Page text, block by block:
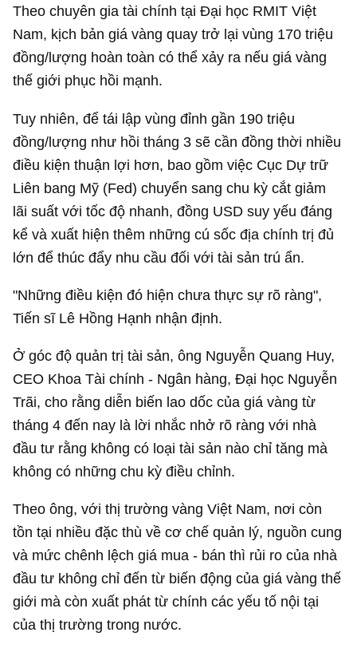
Theo chuyên gia tài chính tại Đại học RMIT Việt
Nam, kịch bản giá vàng quay trở lại vùng 170 triệu
đồng/lượng hoàn toàn có thể xảy ra nếu giá vàng
thế giới phục hồi mạnh.
Tuy nhiên, để tái lập vùng đỉnh gần 190 triệu
đồng/lượng như hồi tháng 3 sẽ cần đồng thời nhiều
điều kiện thuận lợi hơn, bao gồm việc Cục Dự trữ
Liên bang Mỹ (Fed) chuyển sang chu kỳ cắt giảm
lãi suất với tốc độ nhanh, đồng USD suy yếu đáng
kể và xuất hiện thêm những cú sốc địa chính trị đủ
lớn để thúc đẩy nhu cầu đối với tài sản trú ẩn.
"Những điều kiện đó hiện chưa thực sự rõ ràng",
Tiến sĩ Lê Hồng Hạnh nhận định.
Ở góc độ quản trị tài sản, ông Nguyễn Quang Huy,
CEO Khoa Tài chính - Ngân hàng, Đại học Nguyễn
Trãi, cho rằng diễn biến lao dốc của giá vàng từ
tháng 4 đến nay là lời nhắc nhở rõ ràng với nhà
đầu tư rằng không có loại tài sản nào chỉ tăng mà
không có những chu kỳ điều chỉnh.
Theo ông, với thị trường vàng Việt Nam, nơi còn
tồn tại nhiều đặc thù về cơ chế quản lý, nguồn cung
và mức chênh lệch giá mua - bán thì rủi ro của nhà
đầu tư không chỉ đến từ biến động của giá vàng thế
giới mà còn xuất phát từ chính các yếu tố nội tại
của thị trường trong nước.